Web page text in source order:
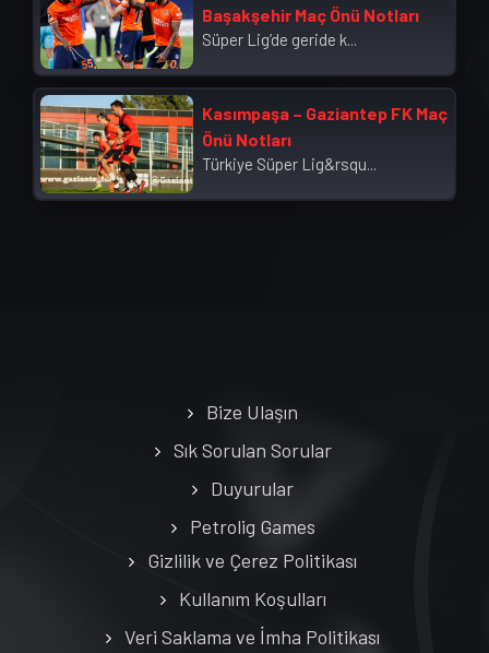
Başakşehir Maç Önü Notları
Süper Lig’de geride k...
Kasımpaşa – Gaziantep FK Maç
Önü Notları
Türkiye Süper Lig&rsqu...
Bize Ulaşın
Sık Sorulan Sorular
Duyurular
Petrolig Games
Gizlilik ve Çerez Politikası
Kullanım Koşulları
Veri Saklama ve İmha Politikası